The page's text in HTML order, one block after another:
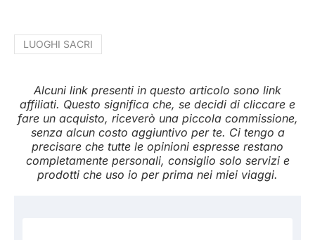
LUOGHI SACRI
Alcuni link presenti in questo articolo sono link
affiliati. Questo significa che, se decidi di cliccare e
fare un acquisto, riceverò una piccola commissione,
senza alcun costo aggiuntivo per te. Ci tengo a
precisare che tutte le opinioni espresse restano
completamente personali, consiglio solo servizi e
prodotti che uso io per prima nei miei viaggi.